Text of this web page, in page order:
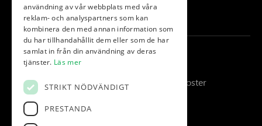
Facebook
Kontakt
Kungsgården 4, 432 96 Åskloster
användning av vår webbplats med våra
reklam- och analyspartners som kan
kombinera den med annan information som
du har tillhandahållit dem eller som de har
samlat in från din användning av deras
tjänster. Läs mer
STRIKT NÖDVÄNDIGT
PRESTANDA